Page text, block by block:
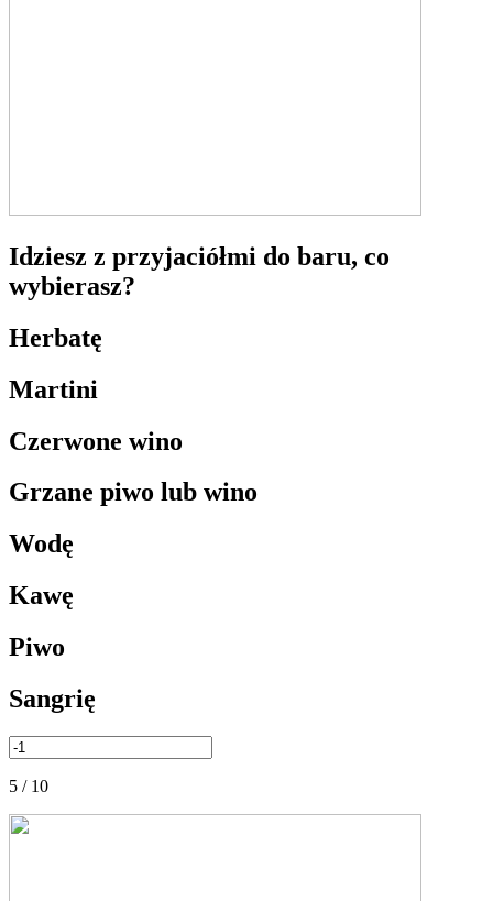
Idziesz z przyjaciółmi do baru, co
wybierasz?
Herbatę
Martini
Czerwone wino
Grzane piwo lub wino
Wodę
Kawę
Piwo
Sangrię
5 / 10